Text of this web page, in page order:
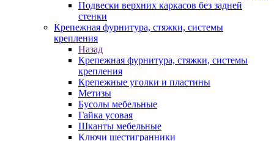
Подвески верхних каркасов без задней
стенки
Крепежная фурнитура, стяжки, системы
крепления
Назад
Крепежная фурнитура, стяжки, системы
крепления
Крепежные уголки и пластины
Метизы
Бусолы мебельные
Гайка усовая
Шканты мебельные
Ключи шестигранники